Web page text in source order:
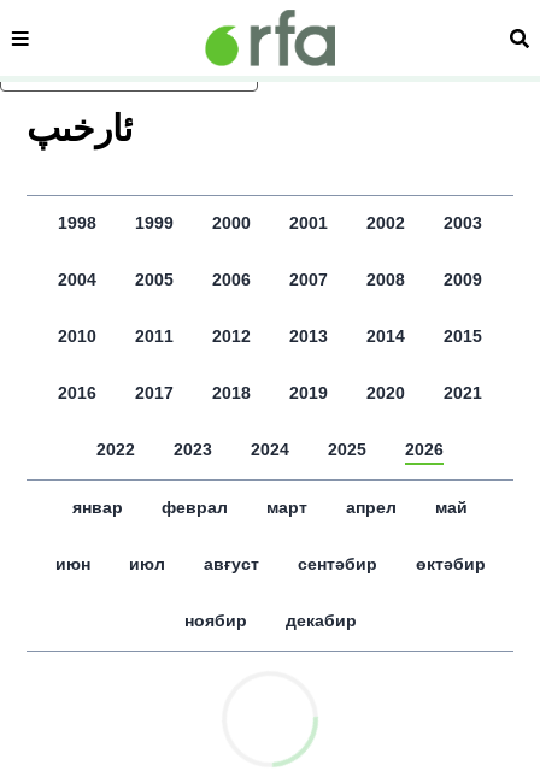
асаслиқ мәзмунға атлаң
сәһипә
ﺋﺎﺭﺧﯩﭗ
1998 1999 2000 2001 2002 2003
2004 2005 2006 2007 2008 2009
2010 2011 2012 2013 2014 2015
2016 2017 2018 2019 2020 2021
2022 2023 2024 2025 2026
январ феврал март апрел май
июн июл авғуст сентәбир өктәбир
ноябир декабир